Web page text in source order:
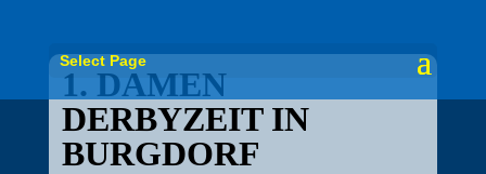
Select Page
1. DAMEN
DERBYZEIT IN
BURGDORF